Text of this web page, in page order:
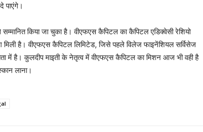
पाएंगे।
किया जा चुका है। वीएफएस कैपिटल का कैपिटल एडिक्वेसी रेशियो
है। वीएफएस कैपिटल लिमिटेड, जिसे पहले विलेज फाइनेंशियल सर्विसेज
में है। कुलदीप माइती के नेतृत्व में वीएफएस कैपिटल का मिशन आज भी वही है
लाना।